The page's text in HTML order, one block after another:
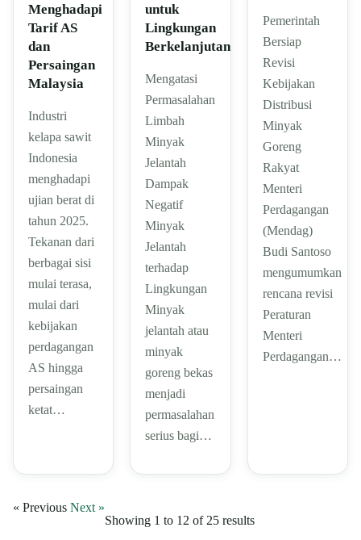
Menghadapi
Tarif AS
dan
Persaingan
Malaysia
Industri
kelapa sawit
Indonesia
menghadapi
ujian berat di
tahun 2025.
Tekanan dari
berbagai sisi
mulai terasa,
mulai dari
kebijakan
perdagangan
AS hingga
persaingan
ketat…
untuk
Lingkungan
Berkelanjutan
Mengatasi
Permasalahan
Limbah
Minyak
Jelantah
Dampak
Negatif
Minyak
Jelantah
terhadap
Lingkungan
Minyak
jelantah atau
minyak
goreng bekas
menjadi
permasalahan
serius bagi…
Pemerintah
Bersiap
Revisi
Kebijakan
Distribusi
Minyak
Goreng
Rakyat
Menteri
Perdagangan
(Mendag)
Budi Santoso
mengumumkan
rencana revisi
Peraturan
Menteri
Perdagangan…
« Previous Next »
Showing 1 to 12 of 25 results